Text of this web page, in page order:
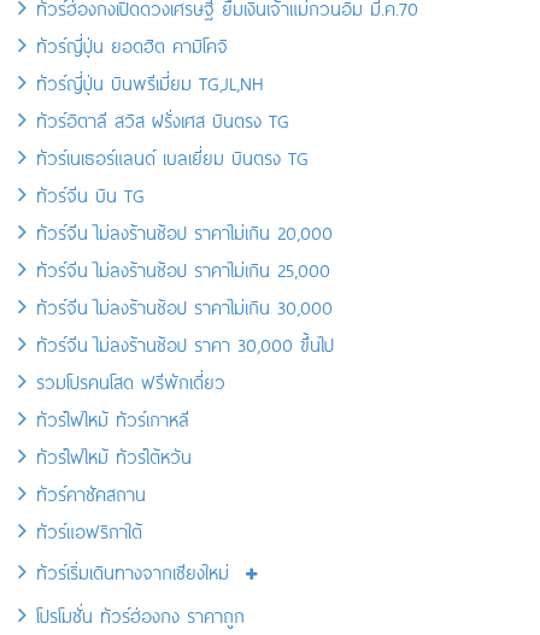
ทัวร์ฮ่องกงเปิดดวงเศรษฐี ยืมเงินเจ้าแม่กวนอิม มี.ค.70
ทัวร์ญี่ปุ่น ยอดฮิต คามิโคจิ
ทัวร์ญี่ปุ่น บินพรีเมี่ยม TG,JL,NH
ทัวร์อิตาลี สวิส ฝรั่งเศส บินตรง TG
ทัวร์เนเธอร์แลนด์ เบลเยี่ยม บินตรง TG
ทัวร์จีน บิน TG
ทัวร์จีน ไม่ลงร้านช้อป ราคาไม่เกิน 20,000
ทัวร์จีน ไม่ลงร้านช้อป ราคาไม่เกิน 25,000
ทัวร์จีน ไม่ลงร้านช้อป ราคาไม่เกิน 30,000
ทัวร์จีน ไม่ลงร้านช้อป ราคา 30,000 ขึ้นไป
รวมโปรคนโสด ฟรีพักเดี่ยว
ทัวร์ไฟไหม้ ทัวร์เกาหลี
ทัวร์ไฟไหม้ ทัวร์ไต้หวัน
ทัวร์คาซัคสถาน
ทัวร์แอฟริกาใต้
ทัวร์เริ่มเดินทางจากเชียงใหม่
โปรโมชั่น ทัวร์ฮ่องกง ราคาถูก